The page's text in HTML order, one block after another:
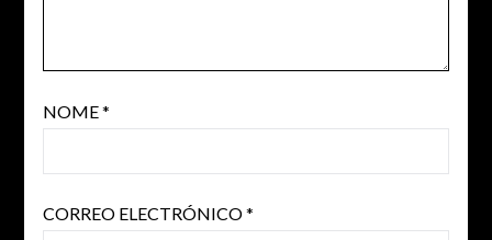
NOME*
CORREO ELECTRÓNICO*